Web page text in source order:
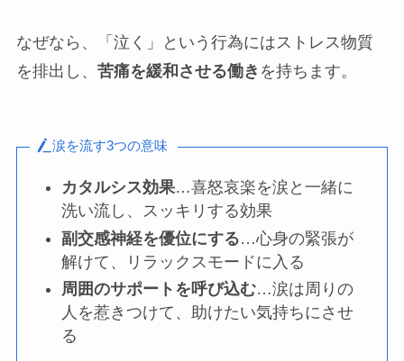
なぜなら、「泣く」という行為にはストレス物質
を排出し、 苦痛を緩和させる働き を持ちます。
涙を流す3つの意味
カタルシス効果…喜怒哀楽を涙と一緒に
洗い流し、スッキリする効果
副交感神経を優位にする…心身の緊張が
解けて、リラックスモードに入る
周囲のサポートを呼び込む…涙は周りの
人を惹きつけて、助けたい気持ちにさせ
る